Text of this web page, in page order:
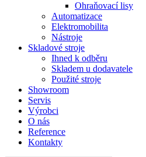
Ohraňovací lisy
Automatizace
Elektromobilita
Nástroje
Skladové stroje
Ihned k odběru
Skladem u dodavatele
Použité stroje
Showroom
Servis
Výrobci
O nás
Reference
Kontakty